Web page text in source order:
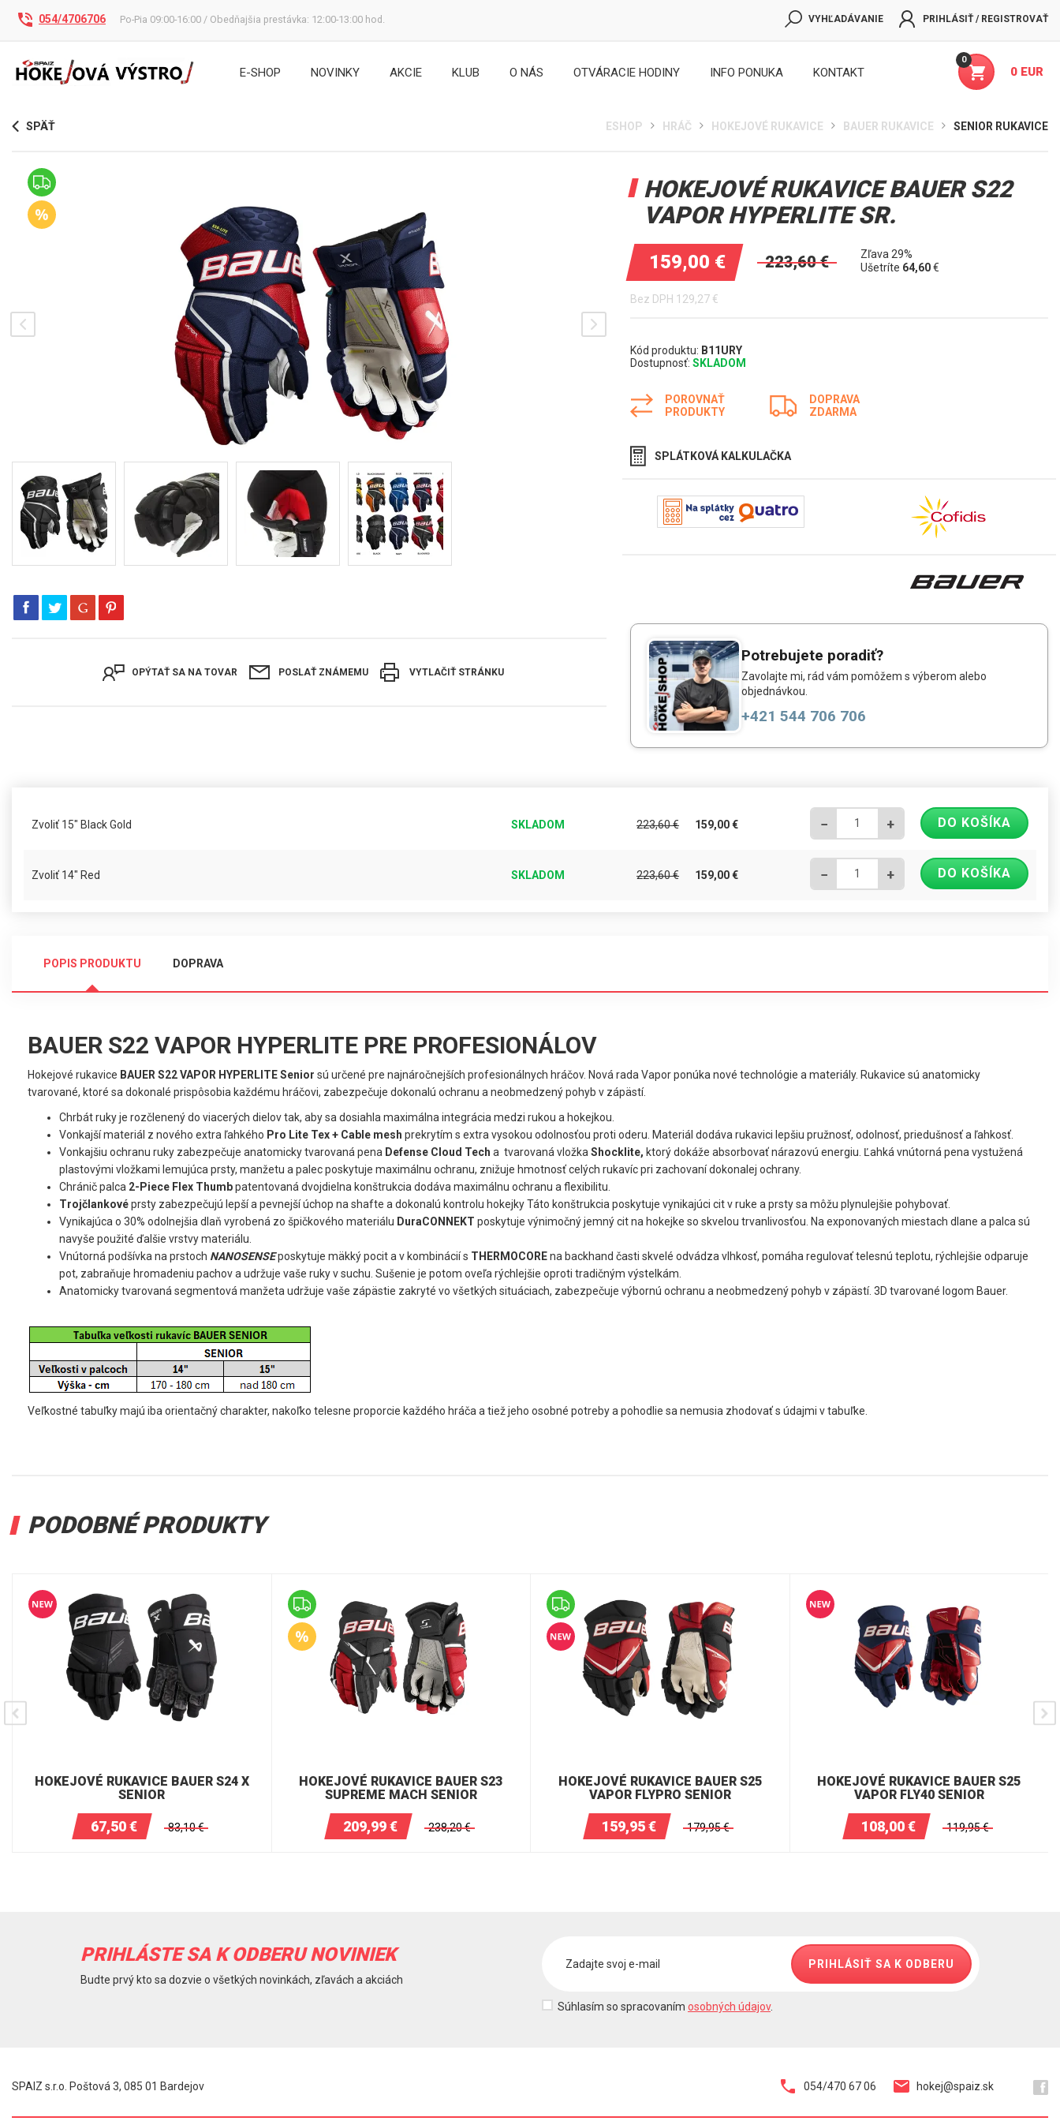
VYHĽADÁVANIE PRIHLÁSIŤ / REGISTROVAŤ
054/4706706 Po-Pia 09:00-16:00 / Obedňajšia prestávka: 12:00-13:00 hod.
0
0 EUR
E-SHOP NOVINKY AKCIE KLUB O NÁS OTVÁRACIE HODINY INFO PONUKA KONTAKT
SPÄŤ ESHOP HRÁČ HOKEJOVÉ RUKAVICE BAUER RUKAVICE SENIOR RUKAVICE
OPÝTAŤ SA NA TOVAR POSLAŤ ZNÁMEMU VYTLAČIŤ STRÁNKU
HOKEJOVÉ RUKAVICE BAUER S22
VAPOR HYPERLITE SR.
159,00 € 223,60€
Zľava 29%
Ušetríte 64,60€
Bez DPH 129,27 €
Kód produktu: B11URY
Dostupnosť: SKLADOM
POROVNAŤ
PRODUKTY
DOPRAVA
ZDARMA
SPLÁTKOVÁ KALKULAČKA
Potrebujete poradiť?
Zavolajte mi, rád vám pomôžem s výberom alebo
objednávkou.
+421 544 706 706
Zvoliť 15" Black Gold SKLADOM 223,60€ 159,00€ − + DO KOŠÍKA
Zvoliť 14" Red SKLADOM 223,60€ 159,00€ − + DO KOŠÍKA
POPIS PRODUKTU DOPRAVA
BAUER S22 VAPOR HYPERLITE PRE PROFESIONÁLOV
Hokejové rukavice BAUER S22 VAPOR HYPERLITE Senior sú určené pre najnáročnejších profesionálnych hráčov. Nová rada Vapor ponúka nové technológie a materiály. Rukavice sú anatomicky
tvarované, ktoré sa dokonalé prispôsobia každému hráčovi, zabezpečuje dokonalú ochranu a neobmedzený pohyb v zápästí.
Chrbát ruky je rozčlenený do viacerých dielov tak, aby sa dosiahla maximálna integrácia medzi rukou a hokejkou.
Vonkajší materiál z nového extra ľahkého Pro Lite Tex + Cable mesh prekrytím s extra vysokou odolnosťou proti oderu. Materiál dodáva rukavici lepšiu pružnosť, odolnosť, priedušnosť a ľahkosť.
Vonkajšiu ochranu ruky zabezpečuje anatomicky tvarovaná pena Defense Cloud Tech a tvarovaná vložka Shocklite, ktorý dokáže absorbovať nárazovú energiu. Ľahká vnútorná pena vystužená
plastovými vložkami lemujúca prsty, manžetu a palec poskytuje maximálnu ochranu, znižuje hmotnosť celých rukavíc pri zachovaní dokonalej ochrany.
Chránič palca 2-Piece Flex Thumbpatentovaná dvojdielna konštrukcia dodáva maximálnu ochranu a flexibilitu.
Trojčlankovéprsty zabezpečujú lepší a pevnejší úchop na shafte a dokonalú kontrolu hokejky Táto konštrukcia poskytuje vynikajúci cit v ruke a prsty sa môžu plynulejšie pohybovať.
Vynikajúca o 30% odolnejšia dlaň vyrobená zo špičkového materiálu DuraCONNEKT poskytuje výnimočný jemný cit na hokejke so skvelou trvanlivosťou. Na exponovaných miestach dlane a palca sú
navyše použité ďalšie vrstvy materiálu.
Vnútorná podšívka na prstoch NANOSENSEposkytuje mäkký pocit a v kombinácií s THERMOCOREna backhand časti skvelé odvádza vlhkosť, pomáha regulovať telesnú teplotu, rýchlejšie odparuje
pot, zabraňuje hromadeniu pachov a udržuje vaše ruky v suchu. Sušenie je potom oveľa rýchlejšie oproti tradičným výstelkám.
Anatomicky tvarovaná segmentová manžeta udržuje vaše zápästie zakryté vo všetkých situáciach, zabezpečuje výbornú ochranu a neobmedzený pohyb v zápästí. 3D tvarované logom Bauer.
Veľkostné tabuľky majú iba orientačný charakter, nakoľko telesne proporcie každého hráča a tiež jeho osobné potreby a pohodlie sa nemusia zhodovať s údajmi v tabuľke.
PODOBNÉ PRODUKTY
HOKEJOVÉ RUKAVICE BAUER S24 X
SENIOR
67,50€ 83,10€
HOKEJOVÉ RUKAVICE BAUER S23
SUPREME MACH SENIOR
209,99€ 238,20€
HOKEJOVÉ RUKAVICE BAUER S25
VAPOR FLYPRO SENIOR
159,95€ 179,95€
HOKEJOVÉ RUKAVICE BAUER S25
VAPOR FLY40 SENIOR
108,00€ 119,95€
PRIHLÁSTE SA K ODBERU NOVINIEK
Budte prvý kto sa dozvie o všetkých novinkách, zľavách a akciách
PRIHLÁSIŤ SA K ODBERU
Súhlasím so spracovaním osobných údajov.
SPAIZ s.r.o. Poštová 3, 085 01 Bardejov 054/470 67 06 hokej@spaiz.sk